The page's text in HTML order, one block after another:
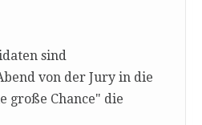
sind
von der Jury in die
große Chance" die